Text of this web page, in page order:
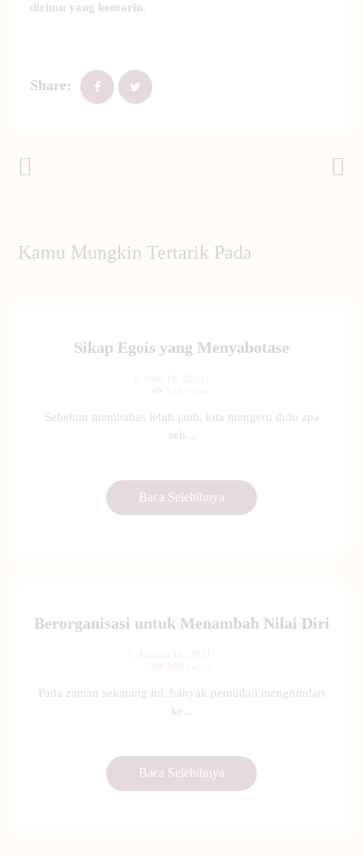
dirimu yang kemarin.
Share:
Kamu Mungkin Tertarik Pada
Sikap Egois yang Menyabotase
Sebelum membahas lebih jauh, kita mengerti dulu apa
seb...
Baca Selebihnya
Berorganisasi untuk Menambah Nilai Diri
Pada zaman sekarang ini, banyak pemuda/i menghindari
ke...
Baca Selebihnya